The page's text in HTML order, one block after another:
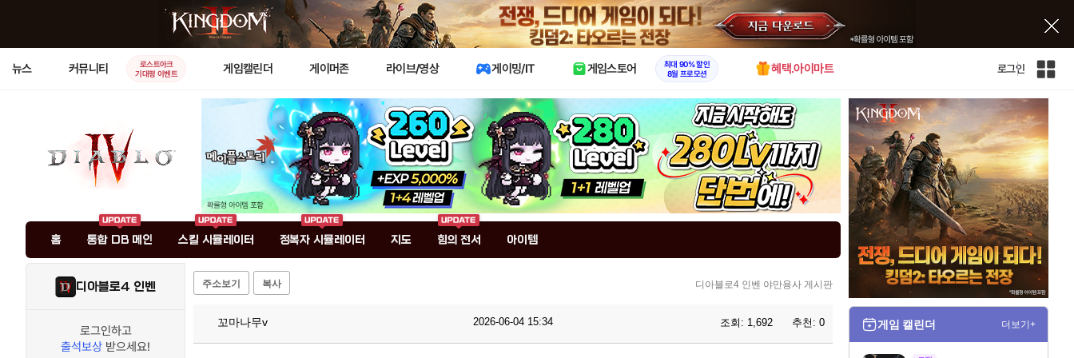
X
뉴스 커뮤니티
로스트아크
기대평 이벤트
게임캘린더 게이머존 라이브/영상 게이밍/IT 게임스토어
최대 90% 할인
8월 프로모션
혜택.아이마트 로그인
인
사
이
트
맵
홈 통합 DB 메인 스킬 시뮬레이터 정복자 시뮬레이터 지도 힘의 전서 아이템
디아블로4 인벤
로그인하고
출석보상 받으세요!
주소보기 복사 디아블로4 인벤 야만용사 게시판
꼬마나무v 2026-06-04 15:34 조회: 1,692 추천: 0 게임 캘린더 더보기+